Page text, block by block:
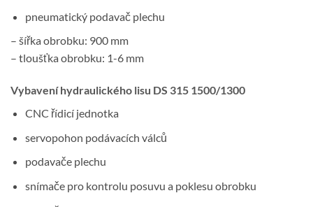
pneumatický podavač plechu
– šířka obrobku: 900 mm
– tloušťka obrobku: 1-6 mm
Vybavení hydraulického lisu DS 315 1500/1300
CNC řídicí jednotka
servopohon podávacích válců
podavače plechu
snímače pro kontrolu posuvu a poklesu obrobku